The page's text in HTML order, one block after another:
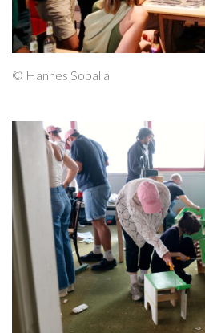
© Hannes Soballa